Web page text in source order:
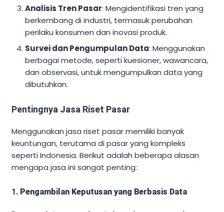
Analisis Tren Pasar: Mengidentifikasi tren yang
berkembang di industri, termasuk perubahan
perilaku konsumen dan inovasi produk.
Survei dan Pengumpulan Data: Menggunakan
berbagai metode, seperti kuesioner, wawancara,
dan observasi, untuk mengumpulkan data yang
dibutuhkan.
Pentingnya Jasa Riset Pasar
Menggunakan jasa riset pasar memiliki banyak
keuntungan, terutama di pasar yang kompleks
seperti Indonesia. Berikut adalah beberapa alasan
mengapa jasa ini sangat penting:
1. Pengambilan Keputusan yang Berbasis Data